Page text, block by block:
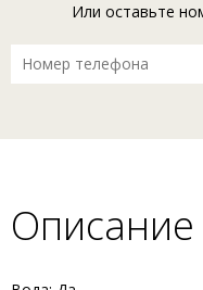
Или оставьте
Описание